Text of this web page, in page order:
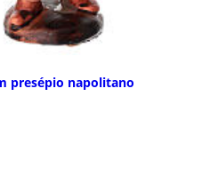
presépio napolitano